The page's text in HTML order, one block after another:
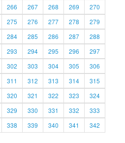
266 267 268 269
270
275 276 277 278
279
284 285 286 287
288
293 294 295 296
297
302 303 304 305
306
311 312 313 314
315
320 321 322 323
324
329 330 331 332
333
338 339 340 341
342